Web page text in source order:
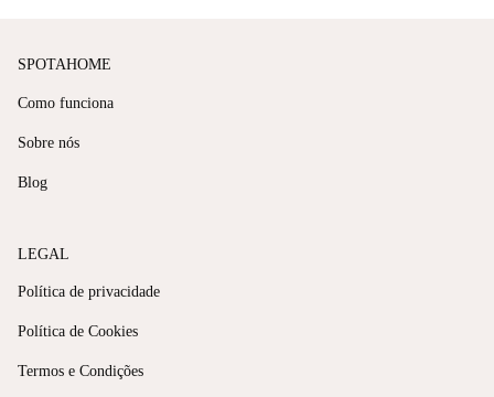
SPOTAHOME
Como funciona
Sobre nós
Blog
LEGAL
Política de privacidade
Política de Cookies
Termos e Condições